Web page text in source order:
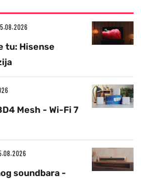
tu: Hisense
Mesh - Wi-Fi 7
soundbara -